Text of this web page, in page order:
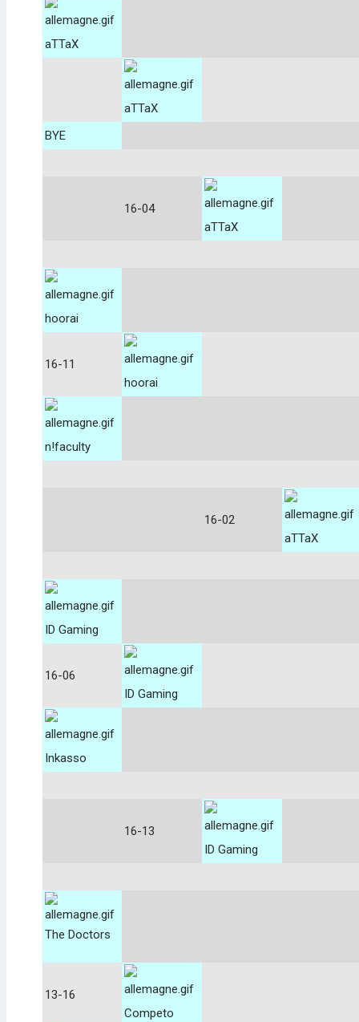
aTTaX
aTTaX
BYE
16-04
aTTaX
hoorai
16-11
hoorai
n!faculty
16-02
aTTaX
ID Gaming
16-06
ID Gaming
Inkasso
16-13
ID Gaming
The Doctors
13-16
Competo